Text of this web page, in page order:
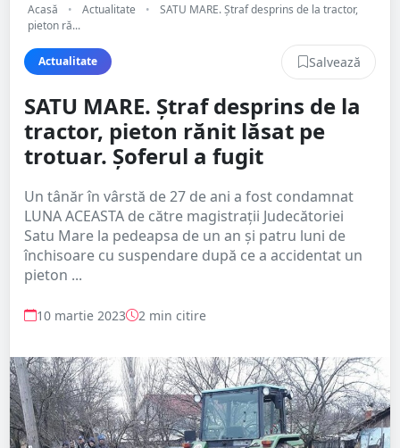
Acasă • Actualitate •
SATU MARE. Ștraf desprins de la tractor,
pieton ră...
Actualitate Salvează
SATU MARE. Ștraf desprins de la
tractor, pieton rănit lăsat pe
trotuar. Șoferul a fugit
Un tânăr în vârstă de 27 de ani a fost condamnat
LUNA ACEASTA de către magistrații Judecătoriei
Satu Mare la pedeapsa de un an și patru luni de
închisoare cu suspendare după ce a accidentat un
pieton ...
10 martie 2023 2 min citire